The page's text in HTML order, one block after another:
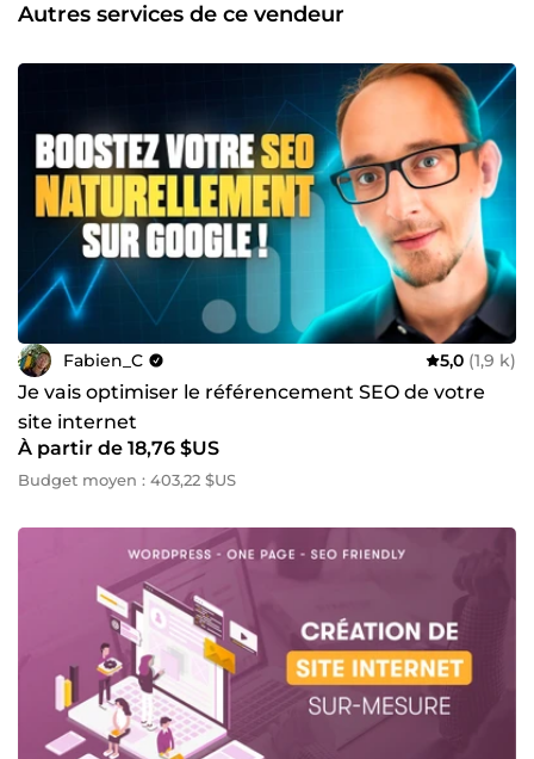
dans la création, la refonte et l’optimisation de votre site
livrer une prestation technique : je cherche avant tout à
comprendre votre activité, vos objectifs et vos clients afin
de vous proposer des solutions concrètes, adaptées et
orientées résultats. Vous souhaitez améliorer votre
visibilité, développer votre trafic ou créer un site internet
professionnel et performant ? Contactez-moi et discutons
ensemble de votre projet !
Autres services de ce vendeur
Fabien_C 5,0 (1,9 k)
Je vais optimiser le référencement SEO de votre
site internet
À partir de 18,76 $US
Budget moyen : 403,22 $US